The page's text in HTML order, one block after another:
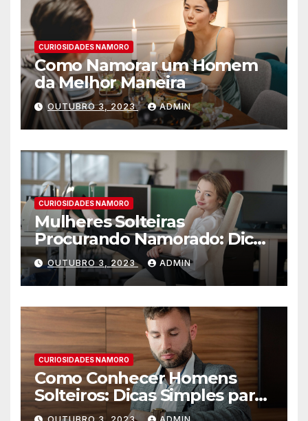
CURIOSIDADES NAMORO
Como Namorar um Homem
da Melhor Maneira
OUTUBRO 3, 2023 ADMIN
CURIOSIDADES NAMORO
Mulheres Solteiras
Procurando Namorado: Dicas
para Encontrar o Amor
OUTUBRO 3, 2023 ADMIN
CURIOSIDADES NAMORO
Como Conhecer Homens
Solteiros: Dicas Simples para
Encontrar o Amor da sua